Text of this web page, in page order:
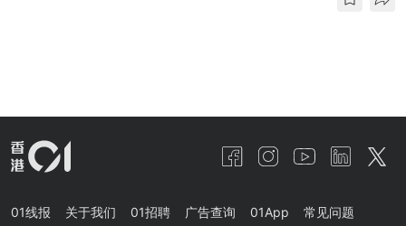
01线报 关于我们 01招聘 广告查询 01App 常见问题